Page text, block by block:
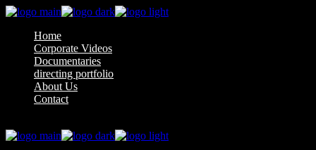
Home
Corporate Videos
Documentaries
directing portfolio
About Us
Contact